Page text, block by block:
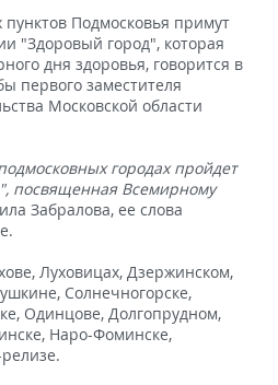
Подмосковья примут
"Здоровый город", которая
дня здоровья, говорится в
первого заместителя
Московской области
городах пройдет
посвященная Всемирному
Забралова, ее слова
Луховицах, Дзержинском,
Солнечногорске,
Одинцове, Долгопрудном,
Наро-Фоминске,